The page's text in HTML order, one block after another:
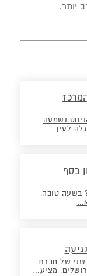
יותר.
נשמעה
לעין…
כסף
בשעה טובה,
של חברת
מציע…